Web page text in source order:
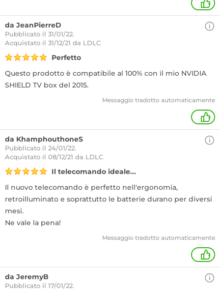
+
da JeanPierreD
Pubblicato il 31/01/22.
Acquistato il 31/12/21 da LDLC
Perfetto
Questo prodotto è compatibile al 100% con il mio NVIDIA
SHIELD TV box del 2015.
Messaggio tradotto automaticamente
+
da KhamphouthoneS
Pubblicato il 24/01/22.
Acquistato il 08/12/21 da LDLC
Il telecomando ideale...
Il nuovo telecomando è perfetto nell'ergonomia,
retroilluminato e soprattutto le batterie durano per diversi
mesi.
Ne vale la pena!
Messaggio tradotto automaticamente
+
da JeremyB
Pubblicato il 17/01/22.